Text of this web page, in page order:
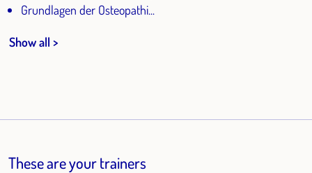
Grundlagen der Osteopathi...
Show all >
These are your trainers